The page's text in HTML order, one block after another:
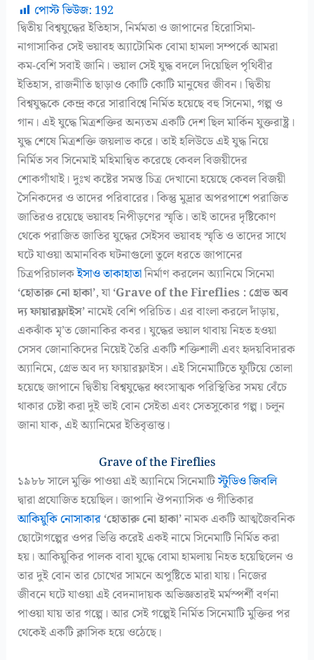
পোস্ট ভিউজ: 192
দ্বিতীয় বিশ্বযুদ্ধের ইতিহাস, নির্মমতা ও জাপানের হিরোসিমা-
নাগাসাকির সেই ভয়াবহ অ্যাটোমিক বোমা হামলা সম্পর্কে আমরা
কম-বেশি সবাই জানি। ভয়াল সেই যুদ্ধ বদলে দিয়েছিল পৃথিবীর
ইতিহাস, রাজনীতি ছাড়াও কোটি কোটি মানুষের জীবন। দ্বিতীয়
বিশ্বযুদ্ধকে কেন্দ্র করে সারাবিশ্বে নির্মিত হয়েছে বহু সিনেমা, গল্প ও
গান। এই যুদ্ধে মিত্রশক্তির অন্যতম একটি দেশ ছিল মার্কিন যুক্তরাষ্ট্র।
যুদ্ধ শেষে মিত্রশক্তি জয়লাভ করে। তাই হলিউডে এই যুদ্ধ নিয়ে
নির্মিত সব সিনেমাই মহিমান্বিত করেছে কেবল বিজয়ীদের
শোকগাঁথাই। দুঃখ কষ্টের সমস্ত চিত্র দেখানো হয়েছে কেবল বিজয়ী
সৈনিকদের ও তাদের পরিবারের। কিন্তু মুদ্রার অপরপাশে পরাজিত
জাতিরও রয়েছে ভয়াবহ নিপীড়ণের স্মৃতি। তাই তাদের দৃষ্টিকোণ
থেকে পরাজিত জাতির যুদ্ধের সেইসব ভয়াবহ স্মৃতি ও তাদের সাথে
ঘটে যাওয়া অমানবিক ঘটনাগুলো তুলে ধরতে জাপানের
চিত্রপরিচালকইসাও তাকাহাতানির্মাণ করলেন অ্যানিমে সিনেমা
‘হোতারু নো হাকা’, যা‘Grave of the Fireflies : গ্রেভ অব
দ্য ফায়ারফ্লাইস’নামেই বেশি পরিচিত। এর বাংলা করলে দাঁড়ায়,
একঝাঁক মৃ’ত জোনাকির কবর। যুদ্ধের ভয়াল থাবায় নিহত হওয়া
সেসব জোনাকিদের নিয়েই তৈরি একটি শক্তিশালী এবং হৃদয়বিদারক
অ্যানিমে, গ্রেভ অব দ্য ফায়ারফ্লাইস। এই সিনেমাটিতে ফুটিয়ে তোলা
হয়েছে জাপানে দ্বিতীয় বিশ্বযুদ্ধের ধ্বংসাত্মক পরিস্থিতির সময় বেঁচে
থাকার চেষ্টা করা দুই ভাই বোন সেইতা এবং সেতসুকোর গল্প। চলুন
জানা যাক, এই অ্যানিমের ইতিবৃত্তান্ত।
Grave of the Fireflies
১৯৮৮ সালে মুক্তি পাওয়া এই অ্যানিমে সিনেমাটিস্টুডিও জিবলি
দ্বারা প্রযোজিত হয়েছিল। জাপানি ঔপন্যাসিক ও গীতিকার
আকিয়ুকি নোসাকার‘হোতারু নো হাকা’নামক একটি আত্মজৈবনিক
ছোটোগল্পের ওপর ভিত্তি করেই একই নামে সিনেমাটি নির্মিত করা
হয়। আকিয়ুকির পালক বাবা যুদ্ধে বোমা হামলায় নিহত হয়েছিলেন ও
তার দুই বোন তার চোখের সামনে অপুষ্টিতে মারা যায়। নিজের
জীবনে ঘটে যাওয়া এই বেদনাদায়ক অভিজ্ঞতারই মর্মস্পর্শী বর্ণনা
পাওয়া যায় তার গল্পে। আর সেই গল্পেই নির্মিত সিনেমাটি মুক্তির পর
থেকেই একটি ক্লাসিক হয়ে ওঠেছে।